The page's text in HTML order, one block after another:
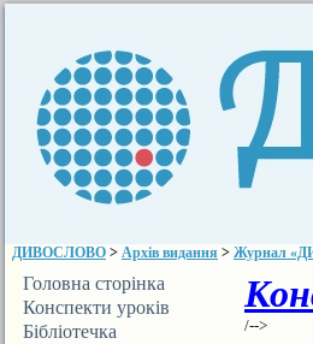
ДИВОСЛОВО > Архів видання > Журнал
Головна сторінка
Конспекти уроків
Бібліотечка
/-->